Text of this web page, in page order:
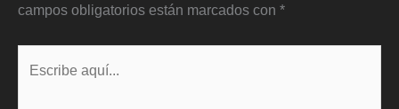
campos obligatorios están marcados con *